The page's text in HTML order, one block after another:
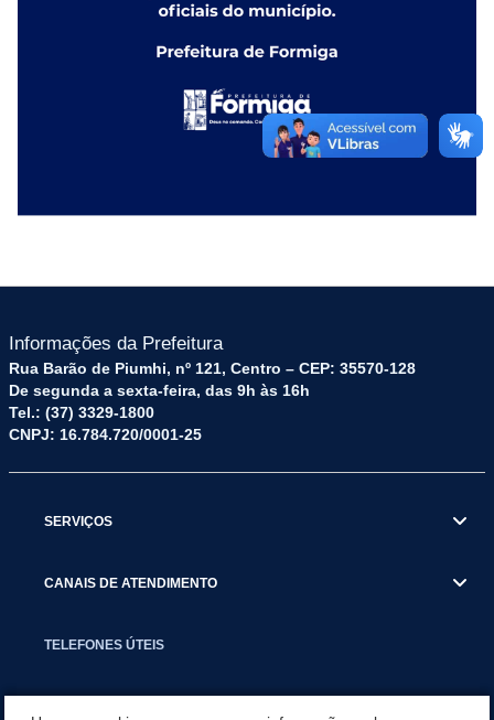
Informações da Prefeitura
Rua Barão de Piumhi, nº 121, Centro – CEP: 35570-128
De segunda a sexta-feira, das 9h às 16h
Tel.: (37) 3329-1800
CNPJ: 16.784.720/0001-25
SERVIÇOS
CANAIS DE ATENDIMENTO
TELEFONES ÚTEIS